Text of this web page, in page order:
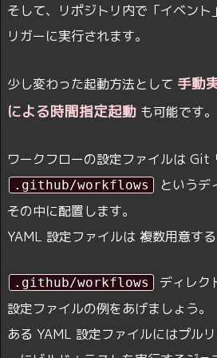
そして、リポジトリ内で「イベント
リガーに実行されます。
少し変わった起動方法として 手動
による時間指定起動 も可能です。
ワークフローの設定ファイルは Git
.github/workflows
というデ
その中に配置します。
YAML 設定ファイルは 複数用意する
.github/workflows
ディレク
設定ファイルの例をあげましょう。
ある YAML 設定ファイルにはプル